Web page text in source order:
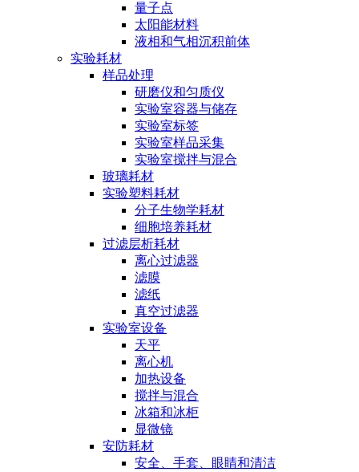
量子点
太阳能材料
液相和气相沉积前体
实验耗材
样品处理
研磨仪和匀质仪
实验室容器与储存
实验室标签
实验室样品采集
实验室搅拌与混合
玻璃耗材
实验塑料耗材
分子生物学耗材
细胞培养耗材
过滤层析耗材
离心过滤器
滤膜
滤纸
真空过滤器
实验室设备
天平
离心机
加热设备
搅拌与混合
冰箱和冰柜
显微镜
安防耗材
安全、手套、眼睛和清洁